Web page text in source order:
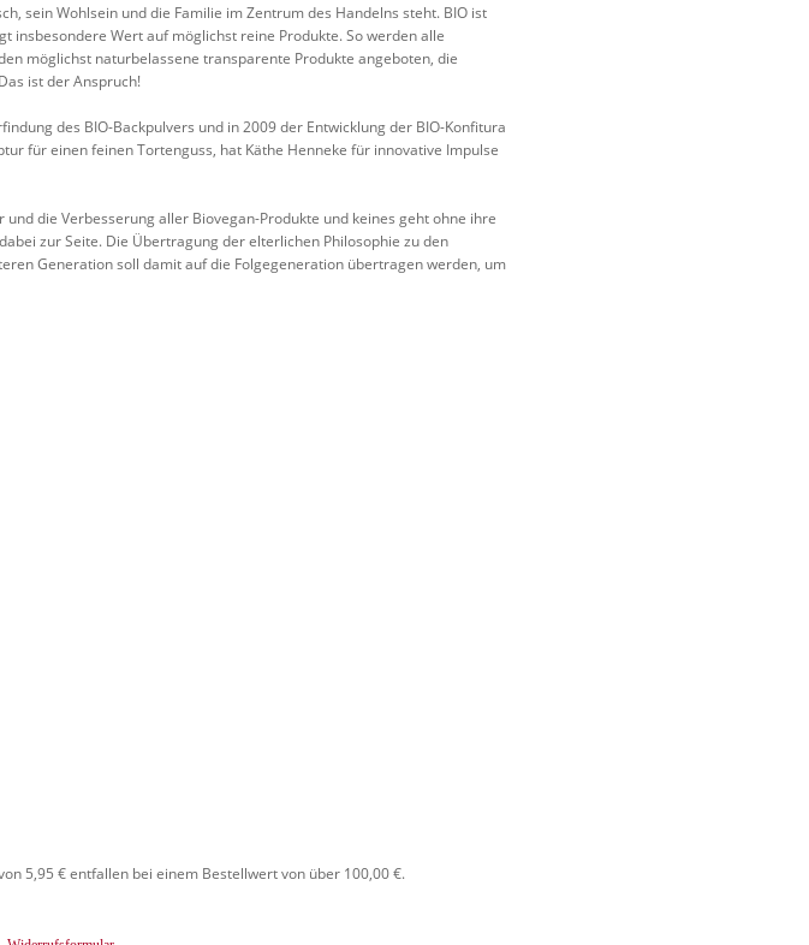
sein Wohlsein und die Familie im Zentrum des Handelns steht. BIO ist
insbesondere Wert auf möglichst reine Produkte. So werden alle
möglichst naturbelassene transparente Produkte angeboten, die
ist der Anspruch!
des BIO-Backpulvers und in 2009 der Entwicklung der BIO-Konfitura
für einen feinen Tortenguss, hat Käthe Henneke für innovative Impulse
die Verbesserung aller Biovegan-Produkte und keines geht ohne ihre
zur Seite. Die Übertragung der elterlichen Philosophie zu den
Generation soll damit auf die Folgegeneration übertragen werden, um
5,95 € entfallen bei einem Bestellwert von über 100,00 €.